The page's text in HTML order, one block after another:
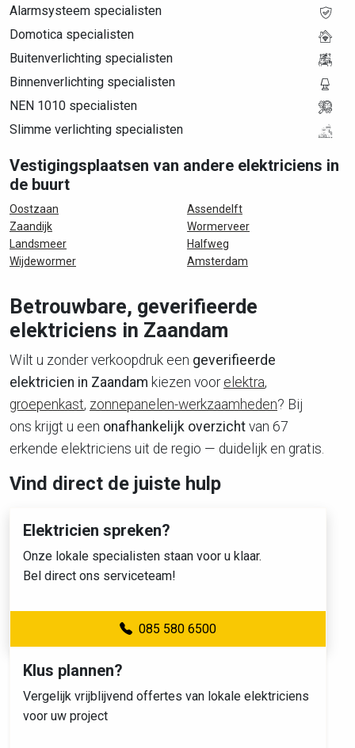
Alarmsysteem specialisten
Domotica specialisten
Buitenverlichting specialisten
Binnenverlichting specialisten
NEN 1010 specialisten
Slimme verlichting specialisten
Vestigingsplaatsen van andere elektriciens in
de buurt
Oostzaan
Zaandijk
Landsmeer
Wijdewormer
Assendelft
Wormerveer
Halfweg
Amsterdam
Betrouwbare, geverifieerde
elektriciens in Zaandam
Wilt u zonder verkoopdruk een geverifieerde
elektricien in Zaandam kiezen voor elektra,
groepenkast, zonnepanelen-werkzaamheden? Bij
ons krijgt u een onafhankelijk overzicht van 67
erkende elektriciens uit de regio — duidelijk en gratis.
Vind direct de juiste hulp
Elektricien spreken?
Onze lokale specialisten staan voor u klaar.
Bel direct ons serviceteam!
085 580 6500
Klus plannen?
Vergelijk vrijblijvend offertes van lokale elektriciens
voor uw project